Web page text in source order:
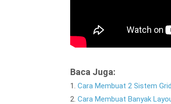
Baca Juga:
1. Cara Membuat 2 Sistem
2. Cara Membuat Banyak